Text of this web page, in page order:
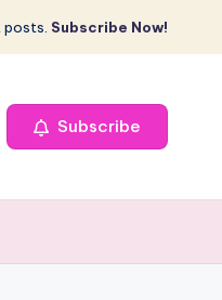
Subscribe Now!
Subscribe